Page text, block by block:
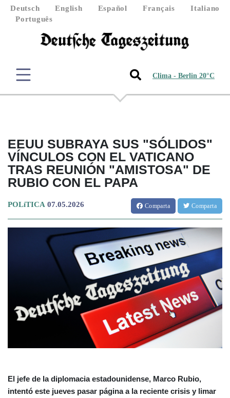
Deutsch English Español Français
Italiano
Português
Clima - Berlin 20°C
EEUU SUBRAYA SUS "SÓLIDOS"
VÍNCULOS CON EL VATICANO
TRAS REUNIÓN "AMISTOSA" DE
RUBIO CON EL PAPA
POLíTICA 07.05.2026 Comparta Comparta
El jefe de la diplomacia estadounidense, Marco Rubio,
intentó este jueves pasar página a la reciente crisis y limar